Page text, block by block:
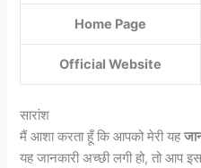
Home Page
Official Website
सारांश
मैं आशा करता हूँ कि आपको मेरी यह
यह जानकारी अच्छी लगी हो, तो आप इस